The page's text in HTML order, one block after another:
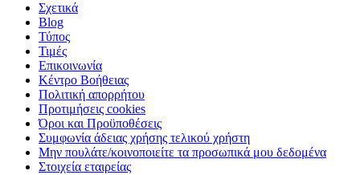
Σχετικά
Blog
Τύπος
Τιμές
Επικοινωνία
Κέντρο Βοήθειας
Πολιτική απορρήτου
Προτιμήσεις cookies
Όροι και Προϋποθέσεις
Συμφωνία άδειας χρήσης τελικού χρήστη
Μην πουλάτε/κοινοποιείτε τα προσωπικά μου δεδομένα
Στοιχεία εταιρείας